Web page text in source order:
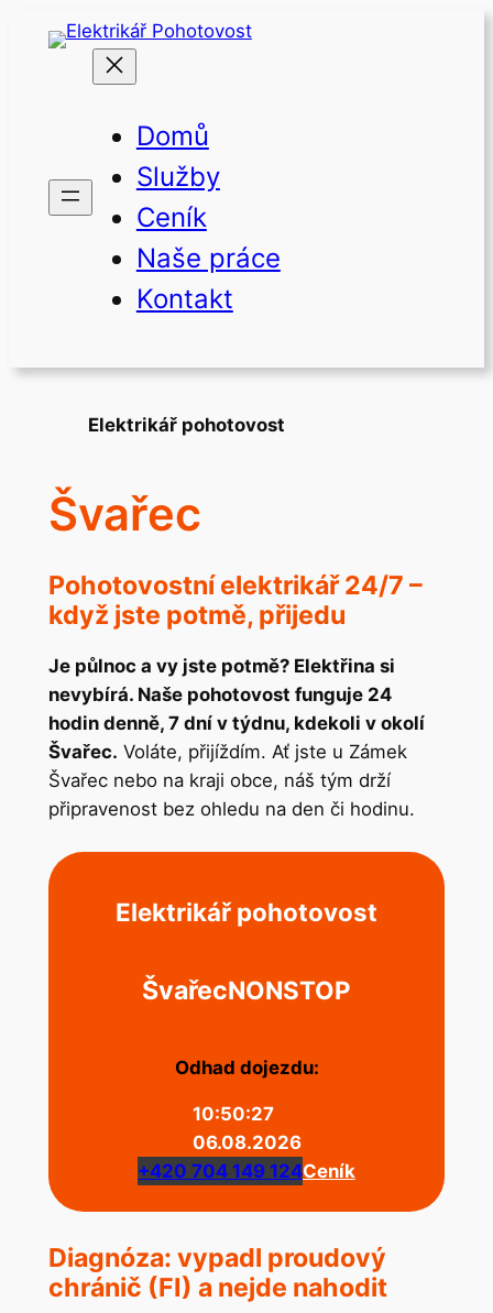
Přeskočit
Domů
Služby
Ceník
Naše práce
Kontakt
Elektrikář pohotovost
Švařec
Pohotovostní elektrikář 24/7 –
když jste potmě, přijedu
Je půlnoc a vy jste potmě? Elektřina si
nevybírá. Naše pohotovost funguje 24
hodin denně, 7 dní v týdnu, kdekoli v okolí
Švařec. Voláte, přijíždím. Ať jste u Zámek
Švařec nebo na kraji obce, náš tým drží
připravenost bez ohledu na den či hodinu.
Elektrikář pohotovost
ŠvařecNONSTOP
Odhad dojezdu:
10:50:27
06.08.2026
+420 704 149 124Ceník
Diagnóza: vypadl proudový
chránič (FI) a nejde nahodit